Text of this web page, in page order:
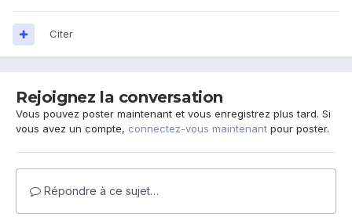
Citer
Rejoignez la conversation
Vous pouvez poster maintenant et vous enregistrez plus tard. Si
vous avez un compte, connectez-vous maintenant pour poster.
Répondre à ce sujet…